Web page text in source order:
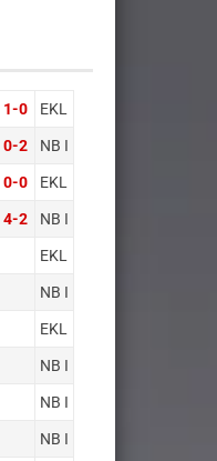
1-0 EKL
0-2 NB I
0-0 EKL
4-2 NB I
EKL
NB I
EKL
NB I
NB I
NB I